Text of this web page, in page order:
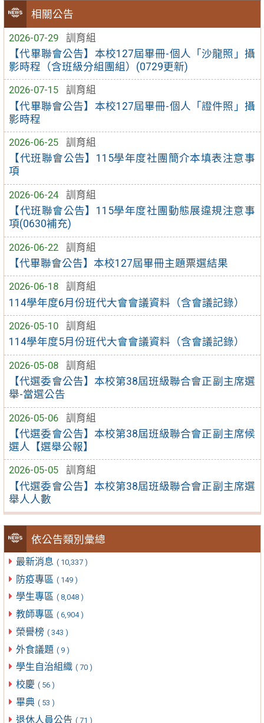
相關公告
2026-07-29
訓育組
【代畢聯會公告】本校127屆畢冊-個人「沙龍照」攝
影時程（含班級分組團組）(0729更新)
2026-07-15
訓育組
【代畢聯會公告】本校127屆畢冊-個人「證件照」攝
影時程
2026-06-25
訓育組
【代班聯會公告】115學年度社團簡介本填表注意事
項
2026-06-24
訓育組
【代班聯會公告】115學年度社團動態展違規注意事
項(0630補充)
2026-06-22
訓育組
【代畢聯會公告】本校127屆畢冊主題票選結果
2026-06-18
訓育組
114學年度6月份班代大會會議資料（含會議記錄）
2026-05-10
訓育組
114學年度5月份班代大會會議資料（含會議記錄）
2026-05-08
訓育組
【代選委會公告】本校第38屆班級聯合會正副主席選
舉-當選公告
2026-05-06
訓育組
【代選委會公告】本校第38屆班級聯合會正副主席候
選人【選舉公報】
2026-05-05
訓育組
【代選委會公告】本校第38屆班級聯合會正副主席選
舉人人數
依公告類別彙總
最新消息 ( 10,337 )
防疫專區 ( 149 )
學生專區 ( 8,048 )
教師專區 ( 6,904 )
榮譽榜 ( 343 )
外食議題 ( 9 )
學生自治組織 ( 70 )
校慶 ( 56 )
畢典 ( 53 )
退休人員公告 ( 71 )